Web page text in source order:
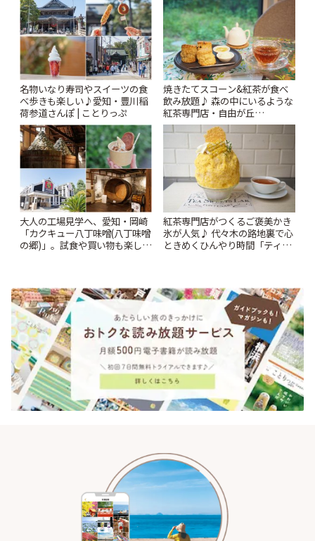
名物いなり寿司やスイーツの食
べ歩きも楽しい♪愛知・豊川稲
荷参道さんぽ | ことりっぷ
焼きたてスコーン&紅茶が食べ
飲み放題♪ 森の中にいるような
紅茶専門店・自由が丘
「YOTSUBA TEA」でのんびり
時間 | ことりっぷ
大人の工場見学へ、愛知・岡崎
「カクキュー八丁味噌(八丁味噌
の郷)」。試食や買い物も楽しみ
紅茶専門店がつくるご褒美かき
氷が人気♪ 代々木の路地裏で心
ときめくひんやり時間「ティー